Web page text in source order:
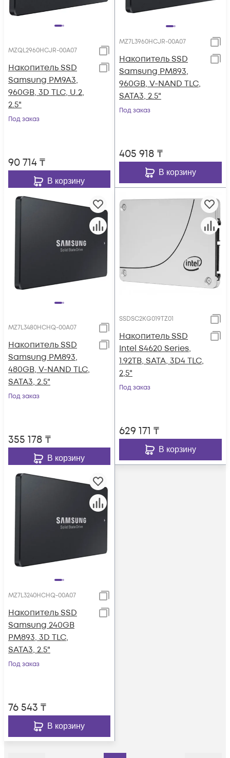
MZQL2960HCJR-00A07
Накопитель SSD
Samsung PM9A3,
960GB, 3D TLC, U.2,
2.5"
Под заказ
90 714₸
В корзину
MZ7L3960HCJR-00A07
Накопитель SSD
Samsung PM893,
960GB, V-NAND TLC,
SATA3, 2.5"
Под заказ
405 918 ₸
В корзину
MZ7L3480HCHQ-00A07
Накопитель SSD
Samsung PM893,
480GB, V-NAND TLC,
SATA3, 2.5"
Под заказ
355 178 ₸
В корзину
SSDSC2KG019TZ01
Накопитель SSD
Intel S4620 Series,
1.92TB, SATA, 3D4 TLC,
2,5"
Под заказ
629 171 ₸
В корзину
MZ7L3240HCHQ-00A07
Накопитель SSD
Samsung 240GB
PM893, 3D TLC,
SATA3, 2.5"
Под заказ
76 543 ₸
В корзину